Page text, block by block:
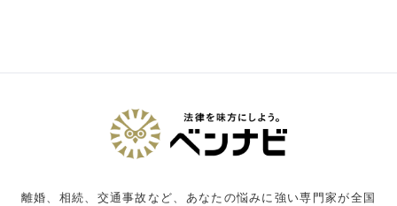
離婚、相続、交通事故など、あなたの悩みに強い専門家が全国